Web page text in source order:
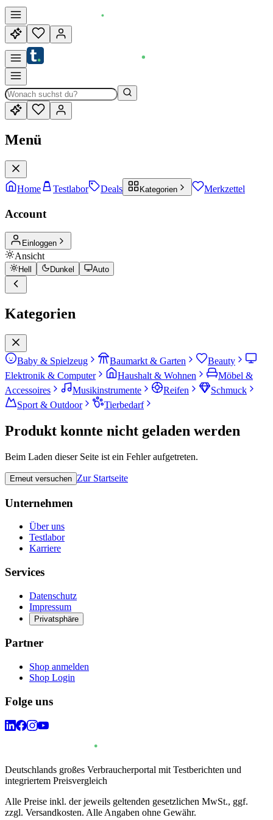
Menü
Home Testlabor Deals Kategorien Merkzettel
Account
Einloggen
Ansicht
Hell Dunkel Auto
Kategorien
Baby & Spielzeug Baumarkt & Garten
Beauty
Elektronik & Computer
Haushalt & Wohnen
Möbel &
Accessoires
Musikinstrumente Reifen
Schmuck
Sport & Outdoor
Tierbedarf
Produkt konnte nicht geladen werden
Beim Laden dieser Seite ist ein Fehler aufgetreten.
Erneut versuchen Zur Startseite
Unternehmen
Über uns
Testlabor
Karriere
Services
Datenschutz
Impressum
Privatsphäre
Partner
Shop anmelden
Shop Login
Folge uns
Deutschlands großes Verbraucherportal mit Testberichten und
integriertem Preisvergleich
Alle Preise inkl. der jeweils geltenden gesetzlichen MwSt., ggf.
zzgl. Versandkosten. Alle Angaben ohne Gewähr.